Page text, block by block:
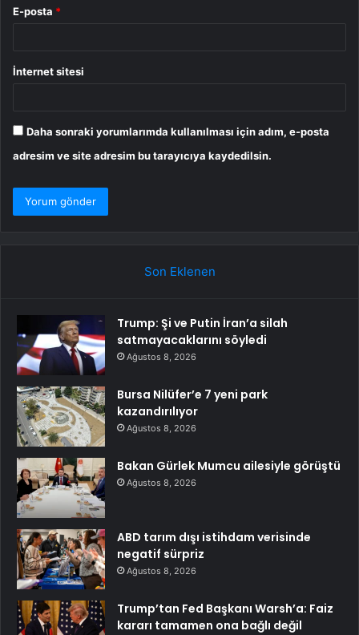
E-posta *
İnternet sitesi
Daha sonraki yorumlarımda kullanılması için adım, e-posta
adresim ve site adresim bu tarayıcıya kaydedilsin.
Son Eklenen
Trump: Şi ve Putin İran’a silah
satmayacaklarını söyledi
Ağustos 8, 2026
Bursa Nilüfer’e 7 yeni park
kazandırılıyor
Ağustos 8, 2026
Bakan Gürlek Mumcu ailesiyle görüştü
Ağustos 8, 2026
ABD tarım dışı istihdam verisinde
negatif sürpriz
Ağustos 8, 2026
Trump’tan Fed Başkanı Warsh’a: Faiz
kararı tamamen ona bağlı değil